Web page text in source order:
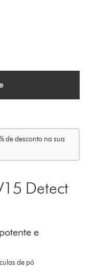
de desconto na sua
Detect
e
de pó